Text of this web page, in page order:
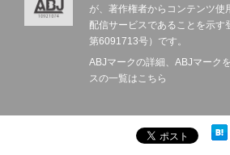
が、著作権者からコンテンツ使
配信サービスであることを示す
第6091713号）です。
ABJマークの詳細、ABJマーク
スの一覧は こちら